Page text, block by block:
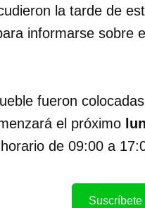
la tarde de
informarse sobre
fueron
el próximo
de 09:00 a
Suscríbete